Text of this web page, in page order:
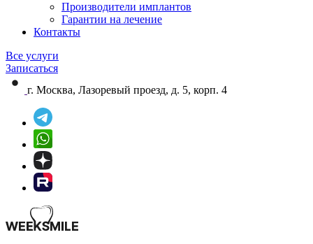
Производители имплантов
Гарантии на лечение
Контакты
Все услуги
Записаться
г. Москва, Лазоревый проезд, д. 5, корп. 4